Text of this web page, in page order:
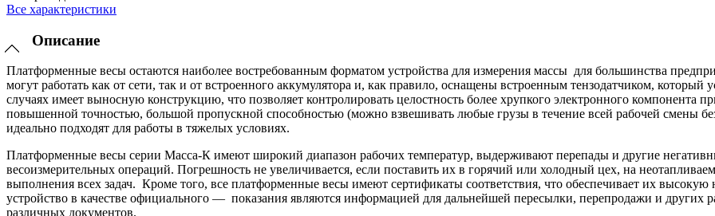
Все характеристики
Описание
Платформенные весы остаются наиболее востребованным форматом устройства для измерения массы для большинства
могут работать как от сети, так и от встроенного аккумулятора и, как правило, оснащены встроенным тензодатчиком,
случаях имеет выносную конструкцию, что позволяет контролировать целостность более хрупкого электронного
повышенной точностью, большой пропускной способностью (можно взвешивать любые грузы в течение всей рабочей смены
идеально подходят для работы в тяжелых условиях.
Платформенные весы серии Масса-К имеют широкий диапазон рабочих температур, выдерживают перепады и другие
весоизмерительных операций. Погрешность не увеличивается, если поставить их в горячий или холодный цех, на
выполнения всех задач. Кроме того, все платформенные весы имеют сертификаты соответствия, что обеспечивает их высокую
устройство в качестве официального — показания являются информацией для дальнейшей пересылки, перепродажи и
различных документов.